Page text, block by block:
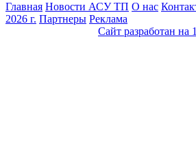
Главная Новости АСУ ТП О нас
2026 г. Партнеры Реклама
Сайт разработан на